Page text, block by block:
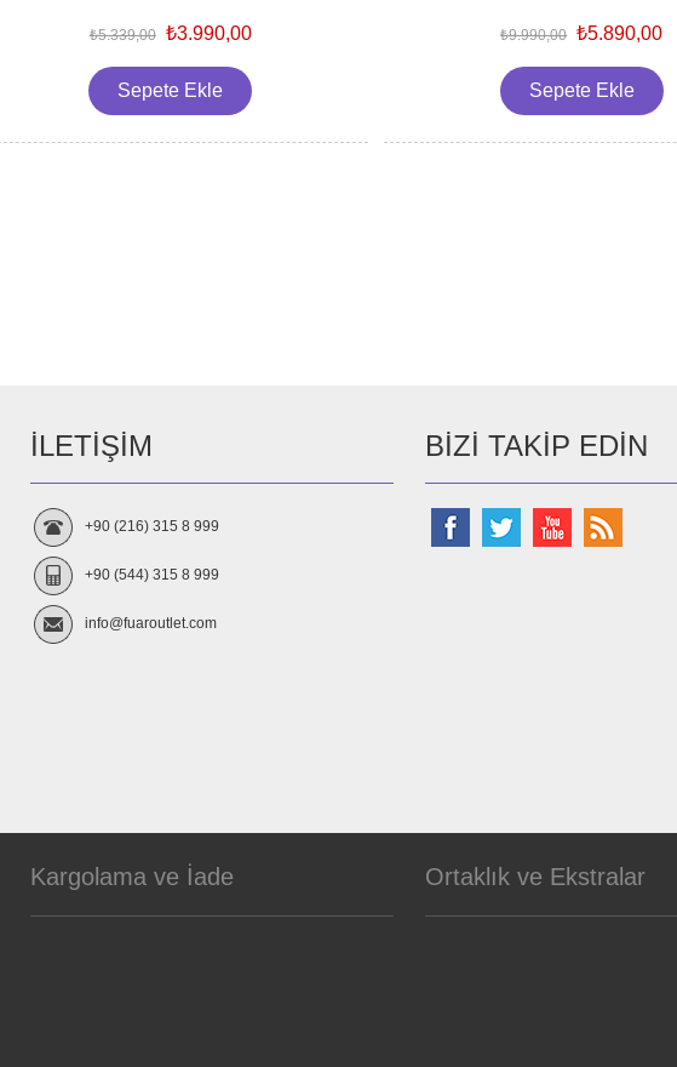
₺5.339,00 ₺3.990,00 ₺9.990,00 ₺5.890,00
İLETIŞIM
+90 (216) 315 8 999
+90 (544) 315 8 999
info@fuaroutlet.com
BIZI TAKIP EDIN
Kargolama ve İade Ortaklık ve Ekstralar